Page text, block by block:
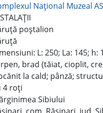
Naţional Muzeal
poştalion
L: 250; La: 145;
brad (tăiat, cioplit,
la cald; pânză;
4 roţi
Sibiului